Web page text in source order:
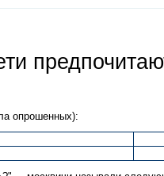
опрошенных):